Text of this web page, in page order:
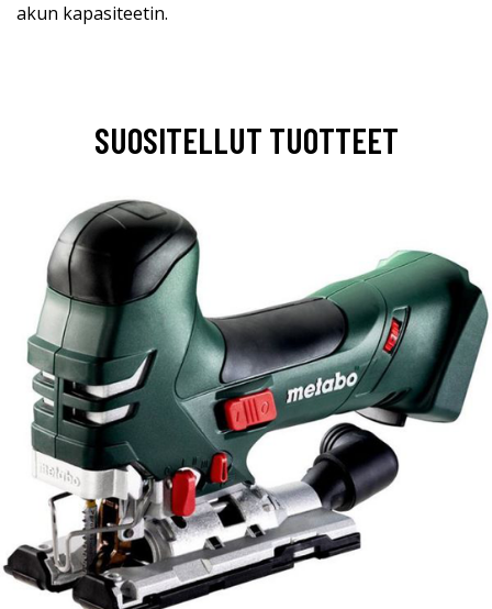
akun kapasiteetin.
SUOSITELLUT TUOTTEET